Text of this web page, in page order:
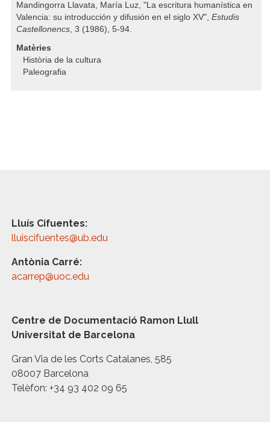
Mandingorra Llavata, María Luz, "La escritura humanística en
Valencia: su introducción y difusión en el siglo XV", Estudis
Castellonencs, 3 (1986), 5-94.
Matèries
Història de la cultura
Paleografia
Lluís Cifuentes:
lluiscifuentes@ub.edu
Antònia Carré:
acarrep@uoc.edu
Centre de Documentació Ramon Llull
Universitat de Barcelona
Gran Via de les Corts Catalanes, 585
08007 Barcelona
Telèfon: +34 93 402 09 65